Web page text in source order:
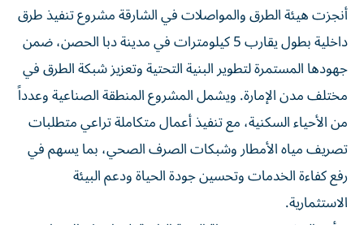
أنجزت هيئة الطرق والمواصلات في الشارقة مشروع تنفيذ طرق
داخلية بطول يقارب 5 كيلومترات في مدينة دبا الحصن، ضمن
جهودها المستمرة لتطوير البنية التحتية وتعزيز شبكة الطرق في
مختلف مدن الإمارة. ويشمل المشروع المنطقة الصناعية وعدداً
من الأحياء السكنية، مع تنفيذ أعمال متكاملة تراعي متطلبات
تصريف مياه الأمطار وشبكات الصرف الصحي، بما يسهم في
رفع كفاءة الخدمات وتحسين جودة الحياة ودعم البيئة
الاستثمارية.